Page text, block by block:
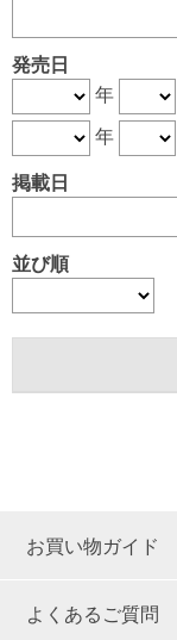
発売日
年
年
掲載日
並び順
お買い物ガイド
よくあるご質問